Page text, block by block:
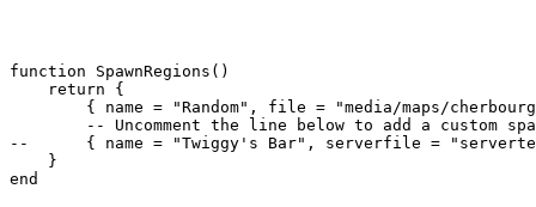
function SpawnRegions()
    return {
{ name = "Random", file = "media/maps/
-- Uncomment the line below to add a custom
--      { name = "Twiggy's Bar", serverfile =
    }
end